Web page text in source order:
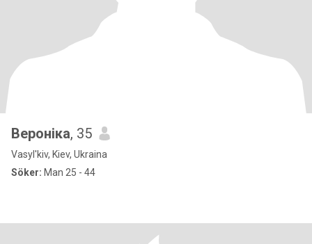
Вероніка, 35
Vasyl'kiv, Kiev, Ukraina
Söker: Man 25 - 44